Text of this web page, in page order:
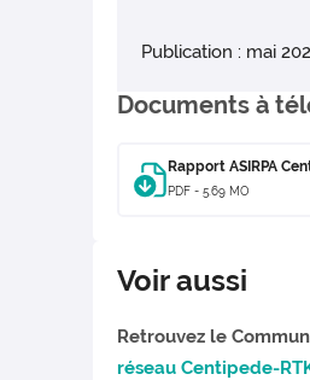
Publication : mai
Documents à
Rapport ASIRPA
PDF - 5.69 MO
Voir aussi
Retrouvez le
réseau Centipede-